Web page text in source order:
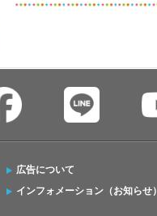
広告について
インフォメーション（お知らせ）